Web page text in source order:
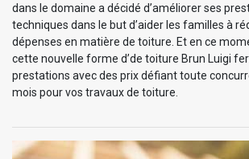
dans le domaine a décidé d’améliorer ses
techniques dans le but d’aider les familles à
dépenses en matière de toiture. Et en ce
cette nouvelle forme d’de toiture Brun Luigi
prestations avec des prix défiant toute
mois pour vos travaux de toiture.